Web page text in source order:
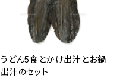
うどん5食とかけ出汁とお鍋
出汁のセット